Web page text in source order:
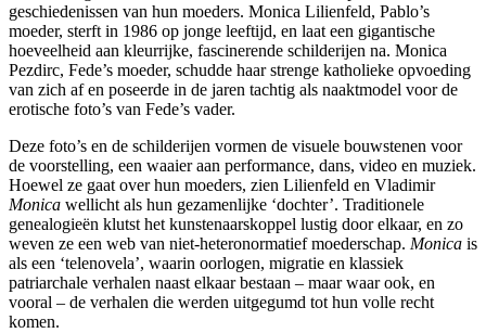
geschiedenissen van hun moeders. Monica Lilienfeld, Pablo’s
moeder, sterft in 1986 op jonge leeftijd, en laat een gigantische
hoeveelheid aan kleurrijke, fascinerende schilderijen na. Monica
Pezdirc, Fede’s moeder, schudde haar strenge katholieke opvoeding
van zich af en poseerde in de jaren tachtig als naaktmodel voor de
erotische foto’s van Fede’s vader.
Deze foto’s en de schilderijen vormen de visuele bouwstenen voor
de voorstelling, een waaier aan performance, dans, video en muziek.
Hoewel ze gaat over hun moeders, zien Lilienfeld en Vladimir
Monica wellicht als hun gezamenlijke ‘dochter’. Traditionele
genealogieën klutst het kunstenaarskoppel lustig door elkaar, en zo
weven ze een web van niet-heteronormatief moederschap. Monica is
als een ‘telenovela’, waarin oorlogen, migratie en klassiek
patriarchale verhalen naast elkaar bestaan – maar waar ook, en
vooral – de verhalen die werden uitgegumd tot hun volle recht
komen.